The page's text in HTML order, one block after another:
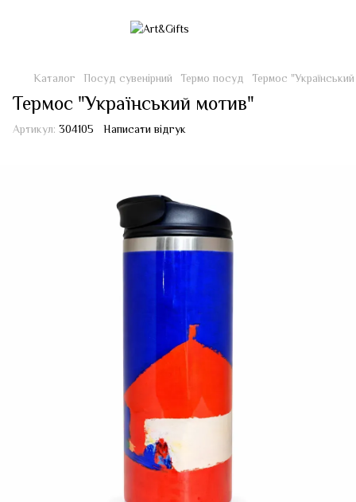
Каталог Посуд сувенірний Термо посуд Термос
Термос "Український мотив"
Артикул: 304105 Написати відгук